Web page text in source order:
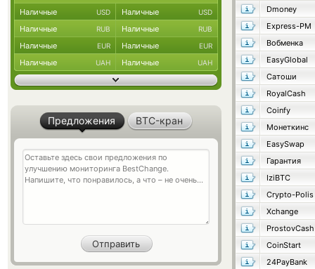
Dmoney
Express-PM
Вобменка
EasyGlobal
Сатоши
RoyalCash
Coinfy
Монеткинс
EasySwap
Гарантия
IziBTC
Crypto-Polis
Xchange
ProstovCash
CoinStart
24PayBank
Наличные USD Наличные USD
Наличные RUB Наличные RUB
Наличные EUR Наличные EUR
Наличные UAH Наличные UAH
Предложения BTC-кран